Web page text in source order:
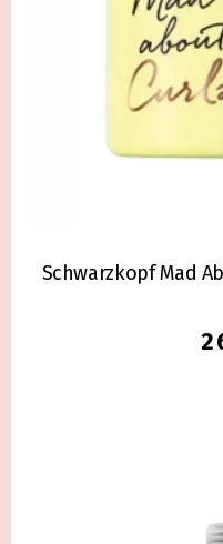
Schwarzkopf Mad